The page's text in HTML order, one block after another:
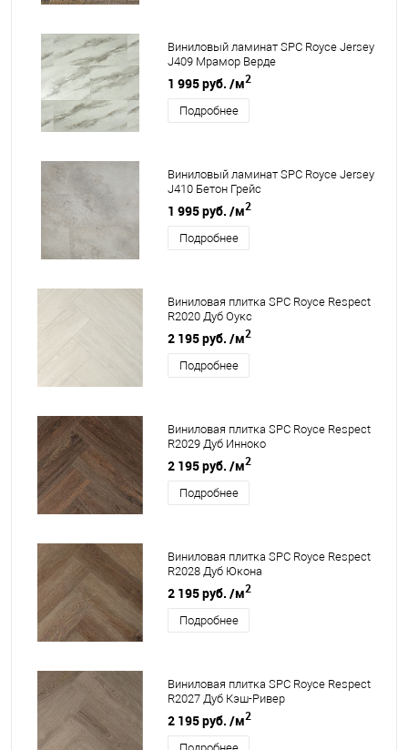
Виниловый ламинат SPC Royce Jersey
J409 Мрамор Верде
1 995 руб. /м2
Подробнее
Виниловый ламинат SPC Royce Jersey
J410 Бетон Грейс
1 995 руб. /м2
Подробнее
Виниловая плитка SPC Royce Respect
R2020 Дуб Оукс
2 195 руб. /м2
Подробнее
Виниловая плитка SPC Royce Respect
R2029 Дуб Инноко
2 195 руб. /м2
Подробнее
Виниловая плитка SPC Royce Respect
R2028 Дуб Юкона
2 195 руб. /м2
Подробнее
Виниловая плитка SPC Royce Respect
R2027 Дуб Кэш-Ривер
2 195 руб. /м2